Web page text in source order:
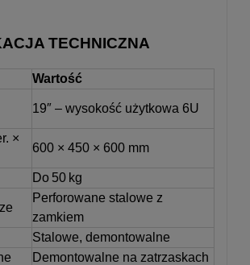
TECHNICZNA
Wartość
19″ – wysokość użytkowa 6U
×
600 × 450 × 600 mm
Do 50 kg
Perforowane stalowe z
zamkiem
Stalowe, demontowalne
Demontowalne na zatrzaskach